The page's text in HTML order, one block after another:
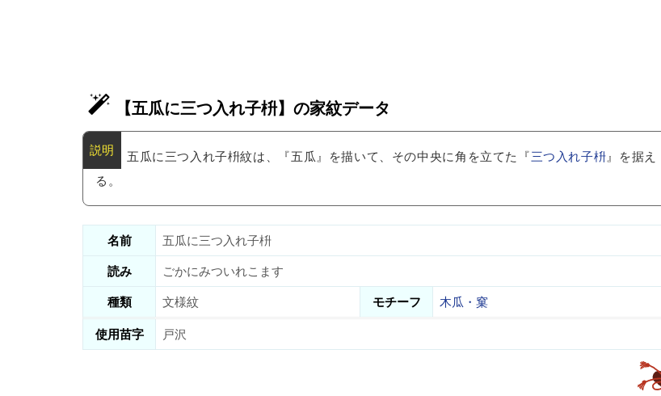
【五瓜に三つ入れ子枡】の家紋データ
五瓜に三つ入れ子枡紋は、『五瓜』を描いて、その中央に角を立てた『三つ入れ子枡』を据え
る。
名前
五瓜に三つ入れ子枡
読み
ごかにみついれこます
種類
文様紋 モチーフ
木瓜・窠
使用苗字
戸沢